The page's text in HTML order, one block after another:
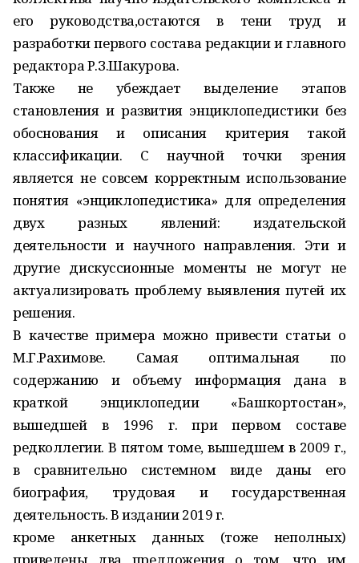
его руководства,остаются в тени труд и
разработки первого состава редакции и главного
редактора Р.З.Шакурова.
Также не убеждает выделение этапов
становления и развития энциклопедистики без
обоснования и описания критерия такой
классификации. С научной точки зрения
является не совсем корректным использование
понятия «энциклопедистика» для определения
двух разных явлений: издательской
деятельности и научного направления. Эти и
другие дискуссионные моменты не могут не
актуализировать проблему выявления путей их
решения.
В качестве примера можно привести статьи о
М.Г.Рахимове. Самая оптимальная по
содержанию и объему информация дана в
краткой энциклопедии «Башкортостан»,
вышедшей в 1996 г. при первом составе
редколлегии. В пятом томе, вышедшем в 2009 г.,
в сравнительно системном виде даны его
биография, трудовая и государственная
деятельность. В издании 2019 г.
кроме анкетных данных (тоже неполных)